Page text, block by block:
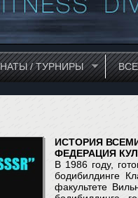
/ ТУРНИРЫ
ИСТОРИЯ
ФЕДЕРАЦИЯ
В 1986 году,
бодибилдинге
факультете